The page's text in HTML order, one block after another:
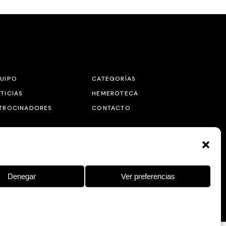
Denegar Ver preferencias
CATEGORÍAS
HEMEROTECA
CONTACTO